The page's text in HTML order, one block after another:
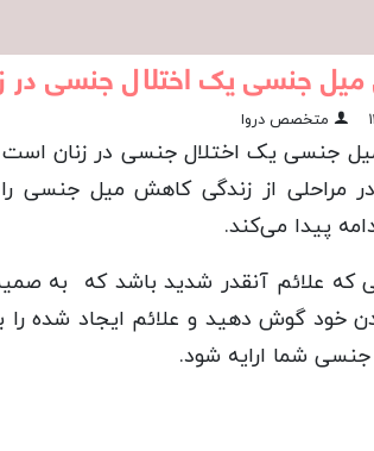
جنسی یک اختلال جنسی در
متخصص دروا
جنسی یک اختلال جنسی در زنان
پیدا می‌کند.
که علائم آنقدر شدید باشد که به
خود گوش دهید و علائم ایجاد شده را
شما ارایه شود.